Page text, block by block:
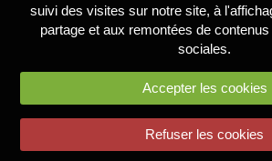
suivi des visites sur notre site, à
partage et aux remontées de
sociales.
Accepter les cookies
Refuser les cookies